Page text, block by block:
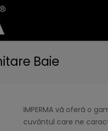
Baie
IMPERMA vă oferă o
cuvântul care ne